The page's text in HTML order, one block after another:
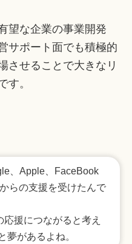
望な企業の事業開発
サポート面でも積極的
させることで大きなリ
す。
、Apple、FaceBook
らの支援を受けたんで
応援につながると考え
夢があるよね。